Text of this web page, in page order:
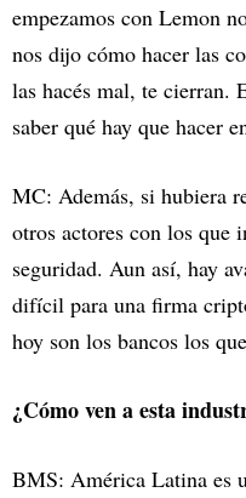
empezamos con Lemon
nos dijo cómo hacer las
las hacés mal, te cierran.
saber qué hay que hacer
MC: Además, si hubiera
otros actores con los que
seguridad. Aun así, hay
difícil para una firma
hoy son los bancos los
¿Cómo ven a esta
BMS: América Latina es